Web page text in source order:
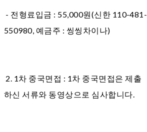
- 전형료입금 : 55,000원(신한 110-481-
550980, 예금주 : 씽씽차이나)
2. 1차 중국면접 : 1차 중국면접은 제출
하신 서류와 동영상으로 심사합니다.